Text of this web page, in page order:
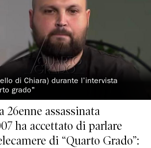
di Chiara) durante l’intervista
grado"
26enne assassinata
ha accettato di parlare
di “Quarto Grado”: